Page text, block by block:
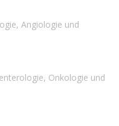
Angiologie und
Onkologie und